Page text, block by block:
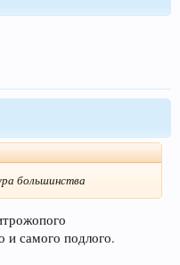
большинства
и самого подлого.